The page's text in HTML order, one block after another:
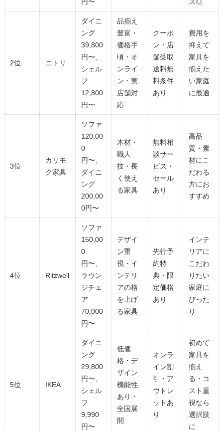
2位 ニトリ
ダイニ
ング
39,800
円〜、
シェル
フ
12,800
円〜
品揃え
豊富・
価格手
頃・オ
ンライ
ン・実
店舗対
応
クーポ
ン・店
舗受取
送料無
料条件
あり
費用を
抑えて
家具を
揃えた
い家庭
に最適
3位
カリモ
ク家具
ソファ
120,00
0
円〜、
ダイニ
ング
200,00
0円〜
木材・
職人
技・長
く使え
る家具
無料相
談サー
ビス・
セール
あり
高品
質・素
材にこ
だわる
方にお
すすめ
4位 Ritzwell
ソファ
150,00
0
円〜、
ラウン
ジチェ
ア
70,000
円〜
デザイ
ン重
視・イ
ンテリ
アの格
を上げ
る家具
先行予
約特
典・限
定価格
あり
インテ
リアに
こだわ
りたい
家庭に
ぴった
り
5位 IKEA
ダイニ
ング
29,800
円〜、
シェル
フ
9,990
円〜
低価
格・デ
ザイン
機能性
あり・
全国展
開
オンラ
イン割
引・ア
ウトレ
ットあ
り
初めて
家具を
揃え
る・コ
スト重
視なら
選択肢
に